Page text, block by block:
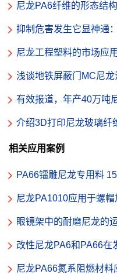
尼龙PA6纤维的形态结构
抑制危害发生它显神通
尼龙工程塑料的市场应
浅谈地铁屏蔽门MC尼
有效报道，年产40万吨
介绍3D打印尼龙玻璃纤
相关应用案例
PA66镭雕尼龙专用料
尼龙PA1010应用于螺
眼镜架中的耐磨尼龙的
改性尼龙PA6和PA66在
尼龙PA66氮系阻燃材